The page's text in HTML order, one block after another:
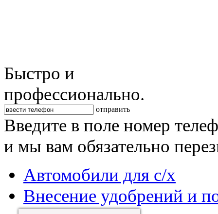
Быстро и
профессионально.
отправить
Введите в поле номер
и мы вам обязательно
Автомобили для с/х
Внесение удобрений и